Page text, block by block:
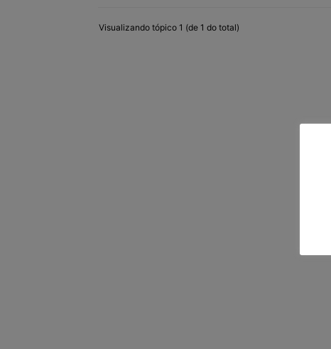
Visualizando tópico 1 (de 1 do total)